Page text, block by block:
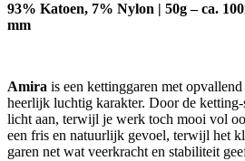
93% Katoen, 7% Nylon | 50g – ca.
mm
Amira is een kettinggaren met
heerlijk luchtig karakter. Door de
licht aan, terwijl je werk toch mooi vol
een fris en natuurlijk gevoel, terwijl het
garen net wat veerkracht en stabiliteit